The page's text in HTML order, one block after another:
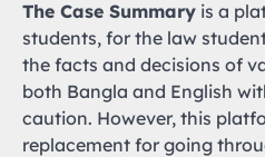
The Case Summary is a
students, for the law
the facts and decisions of
both Bangla and English
caution. However, this
replacement for going